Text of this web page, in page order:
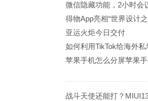
微信隐藏功能，2小时会
得物App亮相“世界设计
亚运火炬今日交付
如何利用TikTok给海外
苹果手机怎么分屏苹果
战斗天使还能打？